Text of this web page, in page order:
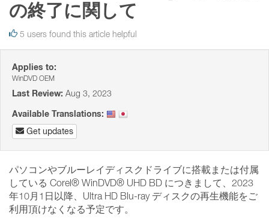
の終了に関して
5 users found this article helpful
Applies to:
WinDVD OEM
Last Review: Aug 3, 2023
Available Translations:
Get updates
パソコンやブルーレイディスクドライブに搭載または付属
している Corel® WinDVD® UHD BD につきまして、2023
年10月1日以降、Ultra HD Blu-ray ディスクの再生機能をご
利用頂けなくなる予定です。